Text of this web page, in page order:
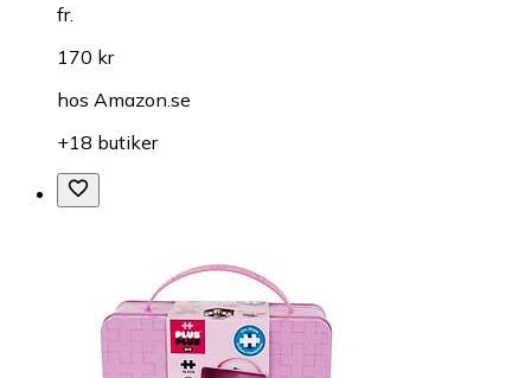
fr.
170 kr
hos Amazon.se
+18 butiker